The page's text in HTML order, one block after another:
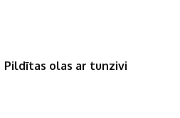
Pildītas olas ar tunzivi